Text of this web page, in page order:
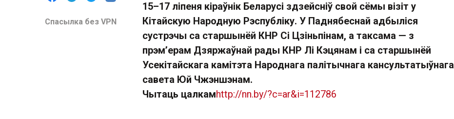
Спасылка без VPN
15–17 ліпеня кіраўнік Беларусі здзейсніў свой сёмы візіт у
Кітайскую Народную Рэспубліку. У Паднябеснай адбыліся
сустрэчы са старшынёй КНР Сі Цзіньпінам, а таксама — з
прэм’ерам Дзяржаўнай рады КНР Лі Кэцянам і са старшынёй
Усекітайскага камітэта Народнага палітычнага кансультатыўнага
савета Юй Чжэншэнам.
Чытаць цалкамhttp://nn.by/?c=ar&i=112786